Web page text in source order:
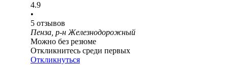
4.9
•
5 отзывов
Пенза, р-н Железнодорожный
Можно без резюме
Откликнитесь среди первых
Откликнуться